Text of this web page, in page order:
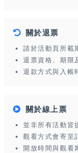
關於退票
請於活動頁所載
退票資格、期限
退款方式與入帳
關於線上票
並非所有活動皆
觀看方式會寄至
開放時間與觀看